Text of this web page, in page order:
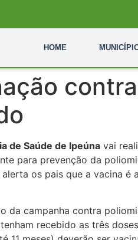
HOME
de Saúde de Ipeúna vai
para prevenção da
os pais que a vacina é
da campanha contra
recebido as três